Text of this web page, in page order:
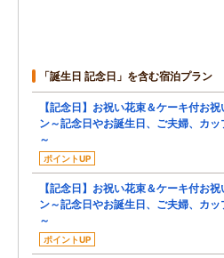
「誕生日 記念日」を含む宿泊プラン
【記念日】お祝い花束＆ケーキ付お祝
ン～記念日やお誕生日、ご夫婦、カッ
～
ポイントUP
【記念日】お祝い花束＆ケーキ付お祝
ン～記念日やお誕生日、ご夫婦、カッ
～
ポイントUP